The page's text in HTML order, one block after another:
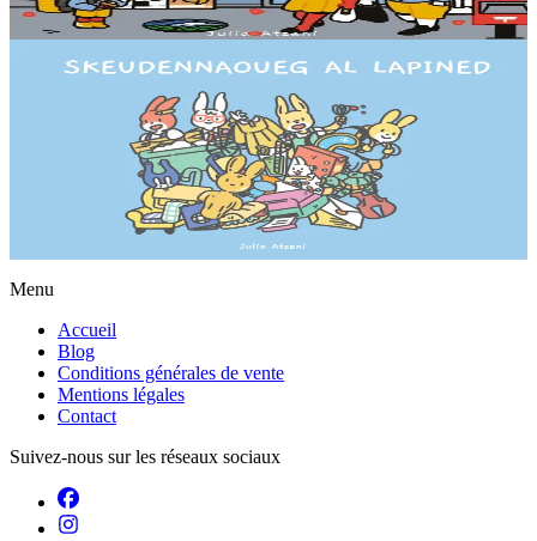
En stock18,00 €
Skeudennaoueg al lapined
Vous connaissiez peut-être déjà ses lapins, héros de sa page
Instagram @lapined_bzg. Cet imagier est pour les enfants, les
apprenants, les parents d’élèves...
Menu
Accueil
Blog
Conditions générales de vente
Mentions légales
Contact
Suivez-nous sur les réseaux sociaux